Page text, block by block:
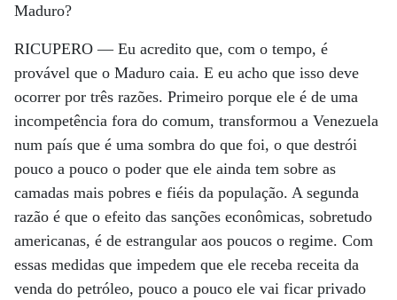
Maduro?
RICUPERO —Eu acredito que, com o tempo, é
provável que o Maduro caia. E eu acho que isso deve
ocorrer por três razões. Primeiro porque ele é de uma
incompetência fora do comum, transformou a Venezuela
num país que é uma sombra do que foi, o que destrói
pouco a pouco o poder que ele ainda tem sobre as
camadas mais pobres e fiéis da população. A segunda
razão é que o efeito das sanções econômicas, sobretudo
americanas, é de estrangular aos poucos o regime. Com
essas medidas que impedem que ele receba receita da
venda do petróleo, pouco a pouco ele vai ficar privado